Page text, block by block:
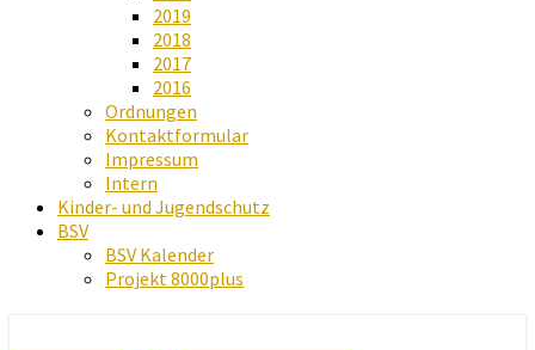
2019
2018
2017
2016
Ordnungen
Kontaktformular
Impressum
Intern
Kinder- und Jugendschutz
BSV
BSV Kalender
Projekt 8000plus